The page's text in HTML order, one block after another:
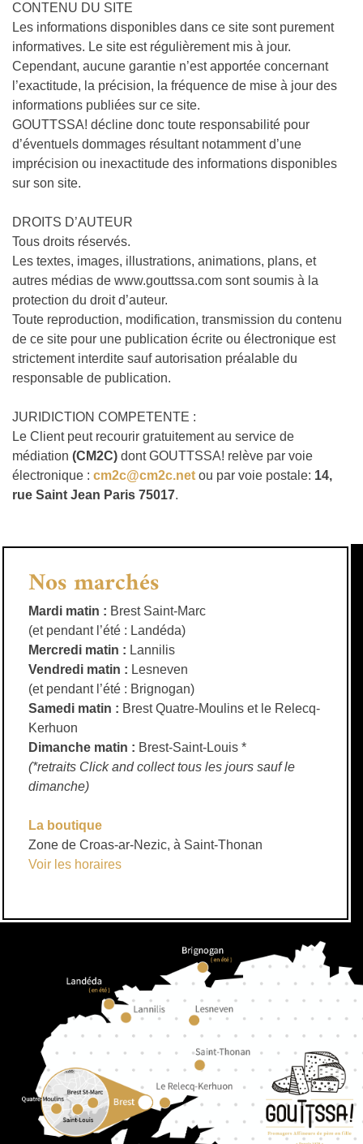
CONTENU DU SITE
Les informations disponibles dans ce site sont purement
informatives. Le site est régulièrement mis à jour.
Cependant, aucune garantie n’est apportée concernant
l’exactitude, la précision, la fréquence de mise à jour des
informations publiées sur ce site.
GOUTTSSA! décline donc toute responsabilité pour
d’éventuels dommages résultant notamment d’une
imprécision ou inexactitude des informations disponibles
sur son site.
DROITS D’AUTEUR
Tous droits réservés.
Les textes, images, illustrations, animations, plans, et
autres médias de www.gouttssa.com sont soumis à la
protection du droit d’auteur.
Toute reproduction, modification, transmission du contenu
de ce site pour une publication écrite ou électronique est
strictement interdite sauf autorisation préalable du
responsable de publication.
JURIDICTION COMPETENTE :
Le Client peut recourir gratuitement au service de
médiation (CM2C) dont GOUTTSSA! relève par voie
électronique : cm2c@cm2c.net ou par voie postale: 14,
rue Saint Jean Paris 75017.
Nos marchés
Mardi matin : Brest Saint-Marc
(et pendant l’été : Landéda)
Mercredi matin : Lannilis
Vendredi matin : Lesneven
(et pendant l’été : Brignogan)
Samedi matin : Brest Quatre-Moulins et le Relecq-
Kerhuon
Dimanche matin : Brest-Saint-Louis *
(*retraits Click and collect tous les jours sauf le
dimanche)
La boutique
Zone de Croas-ar-Nezic, à Saint-Thonan
Voir les horaires